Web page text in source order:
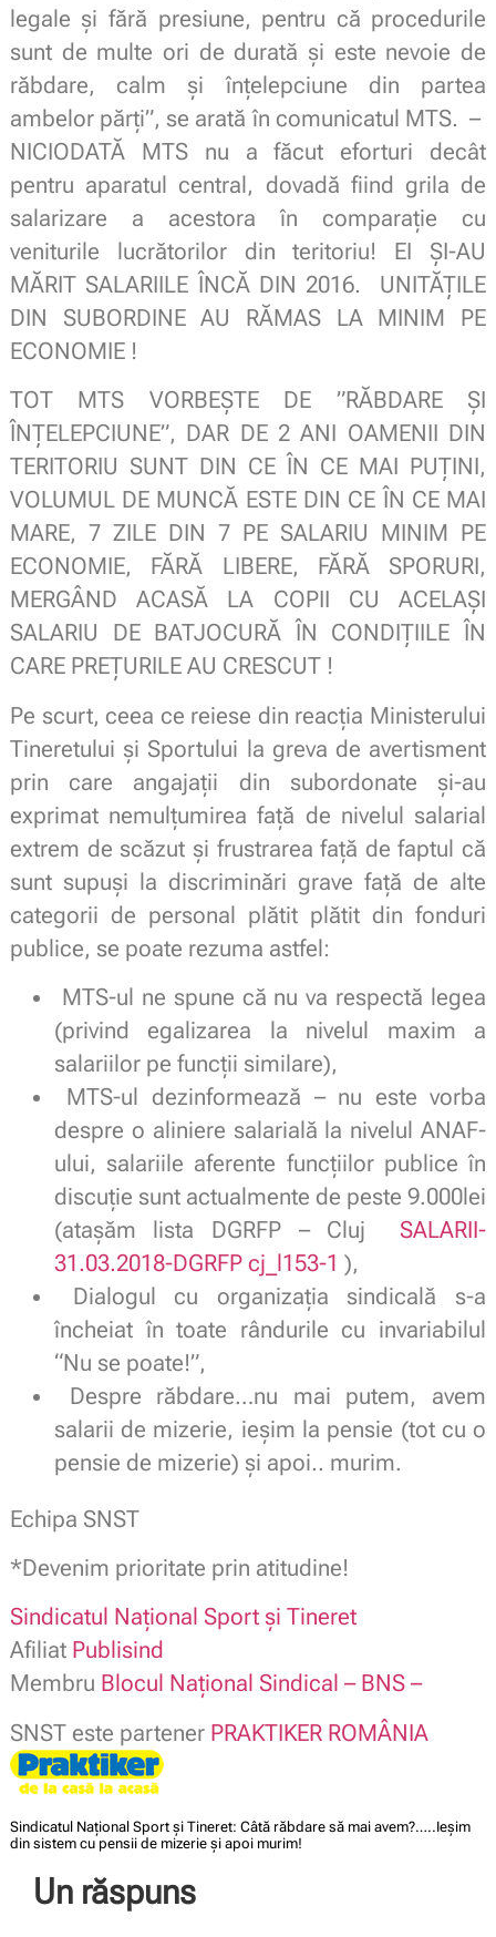
legale şi fără presiune, pentru că procedurile
sunt de multe ori de durată şi este nevoie de
răbdare, calm şi înţelepciune din partea
ambelor părţi”, se arată în comunicatul MTS. –
NICIODATĂ MTS nu a făcut eforturi decât
pentru aparatul central, dovadă fiind grila de
salarizare a acestora în comparație cu
veniturile lucrătorilor din teritoriu! EI ȘI-AU
MĂRIT SALARIILE ÎNCĂ DIN 2016. UNITĂȚILE
DIN SUBORDINE AU RĂMAS LA MINIM PE
ECONOMIE !
TOT MTS VORBEȘTE DE ”RĂBDARE ȘI
ÎNȚELEPCIUNE”, DAR DE 2 ANI OAMENII DIN
TERITORIU SUNT DIN CE ÎN CE MAI PUȚINI,
VOLUMUL DE MUNCĂ ESTE DIN CE ÎN CE MAI
MARE, 7 ZILE DIN 7 PE SALARIU MINIM PE
ECONOMIE, FĂRĂ LIBERE, FĂRĂ SPORURI,
MERGÂND ACASĂ LA COPII CU ACELAȘI
SALARIU DE BATJOCURĂ ÎN CONDIȚIILE ÎN
CARE PREȚURILE AU CRESCUT !
Pe scurt, ceea ce reiese din reacția Ministerului
Tineretului și Sportului la greva de avertisment
prin care angajații din subordonate și-au
exprimat nemulțumirea față de nivelul salarial
extrem de scăzut și frustrarea față de faptul că
sunt supuși la discriminări grave față de alte
categorii de personal plătit plătit din fonduri
publice, se poate rezuma astfel:
MTS-ul ne spune că nu va respectă legea
(privind egalizarea la nivelul maxim a
salariilor pe funcții similare),
MTS-ul dezinformează – nu este vorba
despre o aliniere salarială la nivelul ANAF-
ului, salariile aferente funcțiilor publice în
discuție sunt actualmente de peste 9.000lei
(atașăm lista DGRFP – Cluj SALARII-
31.03.2018-DGRFP cj_l153-1 ),
Dialogul cu organizația sindicală s-a
încheiat în toate rândurile cu invariabilul
“Nu se poate!”,
Despre răbdare…nu mai putem, avem
salarii de mizerie, ieșim la pensie (tot cu o
pensie de mizerie) și apoi.. murim.
Echipa SNST
*Devenim prioritate prin atitudine!
Sindicatul Naţional Sport şi Tineret
Afiliat Publisind
Membru Blocul Naţional Sindical – BNS –
SNST este partener PRAKTIKER ROMÂNIA
Sindicatul Național Sport și Tineret: Câtă răbdare să mai avem?…..Ieșim
din sistem cu pensii de mizerie și apoi murim!
Un răspuns